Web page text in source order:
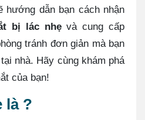
hướng dẫn bạn cách nhận
bị lác nhẹvà cung cấp
tránh đơn giản mà bạn
nhà. Hãy cùng khám phá
của bạn!
là ?